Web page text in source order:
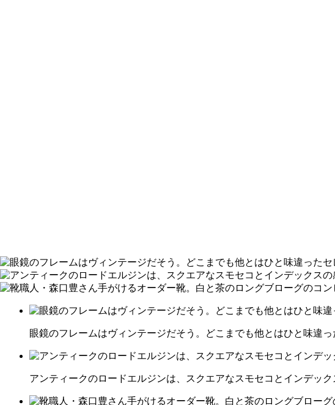
眼鏡のフレームはヴィンテージだそう。どこまでも他とはひと味違っ
アンティークのロードエルジンは、スクエアなスモセコとインデッ